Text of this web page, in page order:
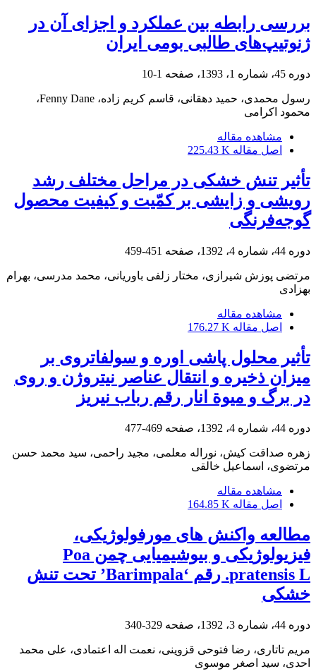
بررسی رابطه بین عملکرد و اجزای آن در
ژنوتیپ‌های طالبی بومی ایران
دوره 45، شماره 1، 1393، صفحه 1-10
رسول محمدی، حمید دهقانی، قاسم کریم زاده، Fenny Dane،
محمود اکرامی
مشاهده مقاله
اصل مقاله 225.43 K
تأثیر تنش خشکی در مراحل مختلف رشد
رویشی و زایشی بر کمّیت و کیفیت محصول
گوجه‌فرنگی
دوره 44، شماره 4، 1392، صفحه 451-459
مرتضی پوزش شیرازی، مختار زلفی باوریانی، محمد مدرسی، بهرام
بهزادی
مشاهده مقاله
اصل مقاله 176.27 K
تأثیر محلول‏ پاشی اوره و سولفات‏روی بر
میزان ذخیره و انتقال عناصر نیتروژن و روی
در برگ و میوة انار رقم‌ رباب نی‏ریز
دوره 44، شماره 4، 1392، صفحه 469-477
زهره صداقت کیش، نوراله معلمی، مجید راحمی، سید محمد حسن
مرتضوی، اسماعیل خالقی
مشاهده مقاله
اصل مقاله 164.85 K
مطالعه واکنش های مورفولوژیکی،
فیزیولوژیکی و بیوشیمیایی چمن Poa
pratensis L. رقم ‘Barimpala’ تحت تنش
خشکی
دوره 44، شماره 3، 1392، صفحه 329-340
مریم تاتاری، رضا فتوحی قزوینی، نعمت اله اعتمادی، علی محمد
احدی، سید اصغر موسوی